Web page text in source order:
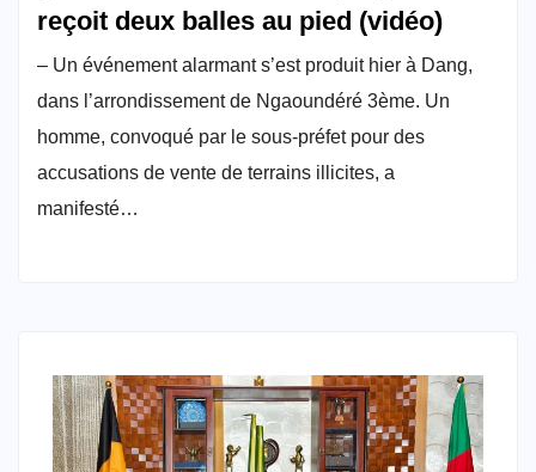
reçoit deux balles au pied (vidéo)
– Un événement alarmant s’est produit hier à Dang,
dans l’arrondissement de Ngaoundéré 3ème. Un
homme, convoqué par le sous-préfet pour des
accusations de vente de terrains illicites, a
manifesté…